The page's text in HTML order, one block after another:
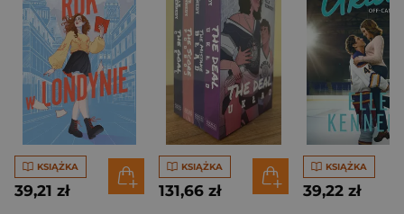
KSIĄŻKA
39,21 zł
KSIĄŻKA
131,66 zł
KSIĄŻKA
39,22 zł